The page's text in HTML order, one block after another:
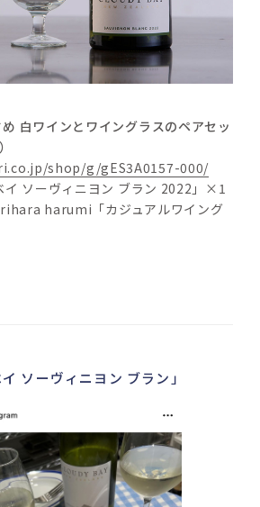
白ワインとワイングラスのペアセッ
shop/g/gES3A0157-000/
ソーヴィニヨン ブラン 2022」×1
harumi「カジュアルワイング
ソーヴィニヨン ブラン」